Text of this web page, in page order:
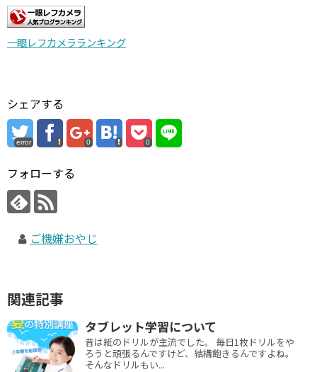
一眼レフカメラランキング
シェアする
error 0 0
フォローする
ご機嫌おやじ
関連記事
タブレット学習について
昔は紙のドリルが主流でした。 毎日1枚ドリルをや
ろうと頑張るんですけど、結構飽きるんですよね。
そんなドリルもい...